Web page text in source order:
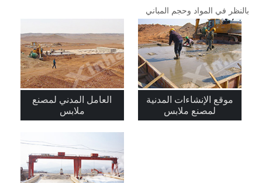
بالنظر في المواد وحجم المباني
العامل المدني لمصنع
ملابس
موقع الإنشاءات المدنية
لمصنع ملابس